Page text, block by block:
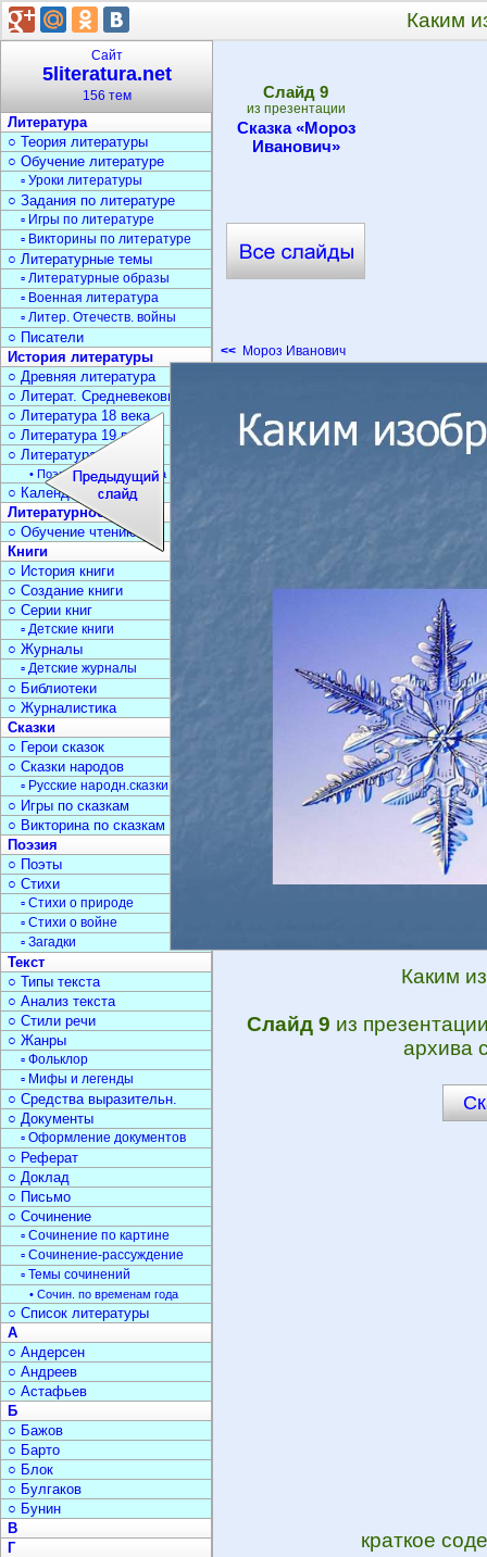
Каким
Cлайд 9
из презентации
Сказка «Мороз
Иванович»
<< Мороз Иванович
Каким
Слайд 9 из
архива
краткое
Сайт
5literatura.net
156 тем
Литература
○ Теория литературы
○ Обучение литературе
▫ Уроки литературы
○ Задания по литературе
▫ Игры по литературе
▫ Викторины по литературе
○ Литературные темы
▫ Литературные образы
▫ Военная литература
▫ Литер. Отечеств. войны
○ Писатели
История литературы
○ Древняя литература
○ Литерат. Средневековья
○ Литература 18 века
○ Литература 19 века
○ Литература 20 века
• Поэзия Серебрян. века
○ Календарь дат
Литературное чтение
○ Обучение чтению
Книги
○ История книги
○ Создание книги
○ Серии книг
▫ Детские книги
○ Журналы
▫ Детские журналы
○ Библиотеки
○ Журналистика
Сказки
○ Герои сказок
○ Сказки народов
▫ Русские народн.сказки
○ Игры по сказкам
○ Викторина по сказкам
Поэзия
○ Поэты
○ Стихи
▫ Стихи о природе
▫ Стихи о войне
▫ Загадки
Текст
○ Типы текста
○ Анализ текста
○ Стили речи
○ Жанры
▫ Фольклор
▫ Мифы и легенды
○ Средства выразительн.
○ Документы
▫ Оформление документов
○ Реферат
○ Доклад
○ Письмо
○ Сочинение
▫ Сочинение по картине
▫ Сочинение-рассуждение
▫ Темы сочинений
• Сочин. по временам года
○ Список литературы
А
○ Андерсен
○ Андреев
○ Астафьев
Б
○ Бажов
○ Барто
○ Блок
○ Булгаков
○ Бунин
В
Г